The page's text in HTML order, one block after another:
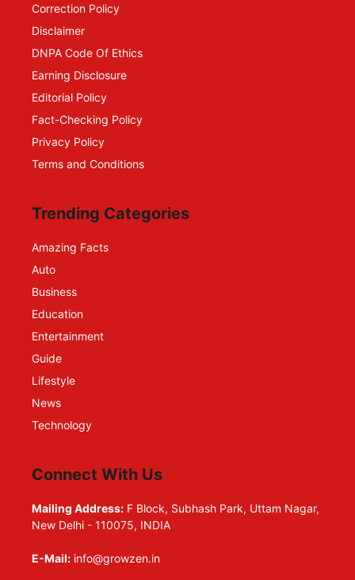
Correction Policy
Disclaimer
DNPA Code Of Ethics
Earning Disclosure
Editorial Policy
Fact-Checking Policy
Privacy Policy
Terms and Conditions
Trending Categories
Amazing Facts
Auto
Business
Education
Entertainment
Guide
Lifestyle
News
Technology
Connect With Us
Mailing Address: F Block, Subhash Park, Uttam Nagar,
New Delhi - 110075, INDIA
E-Mail: info@growzen.in